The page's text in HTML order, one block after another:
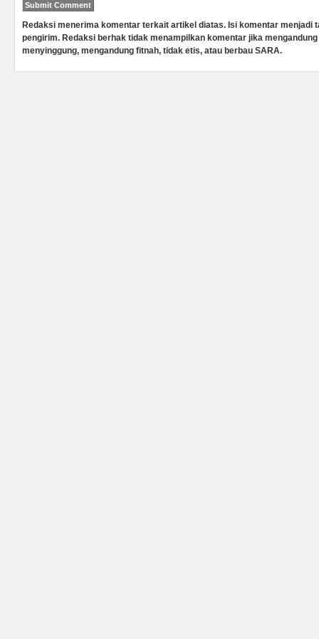
Redaksi menerima komentar terkait artikel diatas. Isi komentar menjadi
pengirim. Redaksi berhak tidak menampilkan komentar jika
menyinggung, mengandung fitnah, tidak etis, atau berbau SARA.